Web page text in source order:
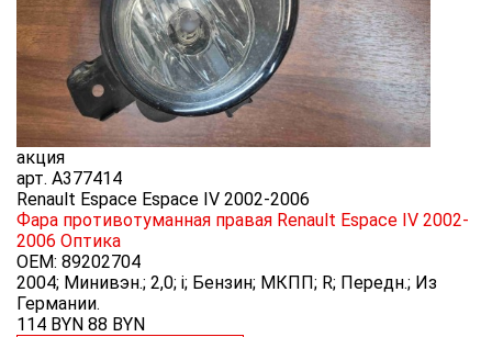
акция
арт. A377414
Renault Espace Espace IV 2002-2006
Фара противотуманная правая Renault Espace IV 2002-
2006 Оптика
OEM: 89202704
2004; Минивэн.; 2,0; i; Бензин; МКПП; R; Передн.; Из
Германии.
114 BYN 88 BYN